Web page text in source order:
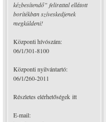
kézbesítendő” felirattal ellátott
borítékban szíveskedjenek
megküldeni!
Központi hívószám:
06/1/301-8100
Központi nyilvántartó:
06/1/260-2011
Részletes elérhetőségek itt
E-mail: